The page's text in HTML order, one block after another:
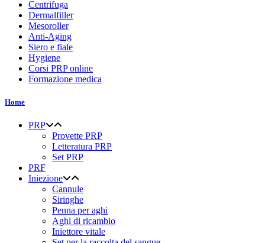
Centrifuga
Dermalfiller
Mesoroller
Anti-Aging
Siero e fiale
Hygiene
Corsi PRP online
Formazione medica
Home
PRP
Provette PRP
Letteratura PRP
Set PRP
PRF
Iniezione
Cannule
Siringhe
Penna per aghi
Aghi di ricambio
Iniettore vitale